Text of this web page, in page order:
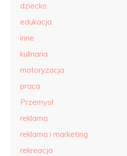
dziecko
edukacja
inne
kulinaria
motoryzacja
praca
Przemysł
reklama
reklama i marketing
rekreacja